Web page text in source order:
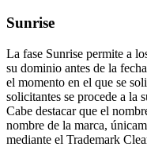
Sunrise
La fase Sunrise permite a
su dominio antes de la
el momento en el que se
solicitantes se procede a la
Cabe destacar que el
nombre de la marca,
mediante el Trademark